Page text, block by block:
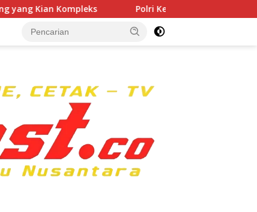
Polri Kerahkan 372 Taruna Akpol Dampingi Siswa